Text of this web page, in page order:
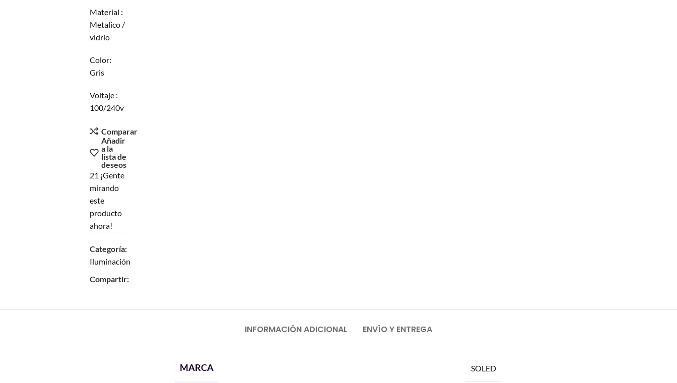
Material :
Metalico /
vidrio
Color:
Gris
Voltaje :
100/240v
Comparar
Añadir
a la
lista de
deseos
21 ¡Gente
mirando
este
producto
ahora!
Categoría:
Iluminación
Compartir:
INFORMACIÓN ADICIONAL ENVÍO Y ENTREGA
MARCA SOLED